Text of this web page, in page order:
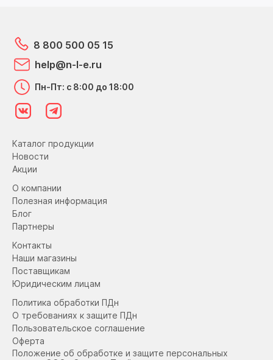
Каталог продукции
Новости
Акции
О компании
Полезная информация
Блог
Партнеры
Контакты
Наши магазины
Поставщикам
Юридическим лицам
Политика обработки ПДн
О требованиях к защите ПДн
Пользовательское соглашение
Оферта
Положение об обработке и защите персональных
8 800 500 05 15
help@n-l-e.ru
Пн-Пт: с 8:00 до 18:00